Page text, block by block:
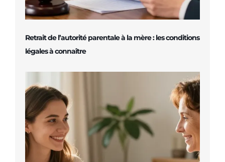
Retrait de l’autorité parentale à la mère : les conditions
légales à connaître